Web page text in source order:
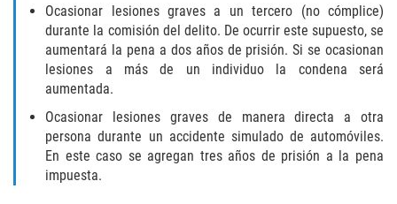
Driving Crimes
Drinking Alcohol in a Motor Vehicle
Driving on a Suspended License
Driving Without a License
Ocasionar lesiones graves a un tercero (no cómplice)
durante la comisión del delito. De ocurrir este supuesto, se
aumentará la pena a dos años de prisión. Si se ocasionan
lesiones a más de un individuo la condena será
aumentada.
Ocasionar lesiones graves de manera directa a otra
persona durante un accidente simulado de automóviles.
En este caso se agregan tres años de prisión a la pena
impuesta.